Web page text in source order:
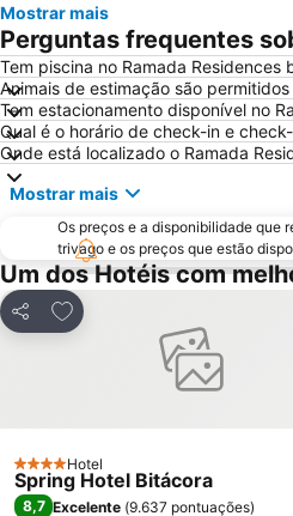
Mostrar mais
Perguntas frequentes
Tem piscina no Ramada Residences
Animais de estimação são
Tem estacionamento disponível no
Qual é o horário de check-in e
Onde está localizado o Ramada
Mostrar mais
Os preços e a disponibilidade que
trivago e os preços que estão
Um dos Hotéis com
Partilhar
Adicionar aos favoritos
4 Estrelas
Hotel
Spring Hotel Bitácora
8,7 Excelente (9.637 pontuações)